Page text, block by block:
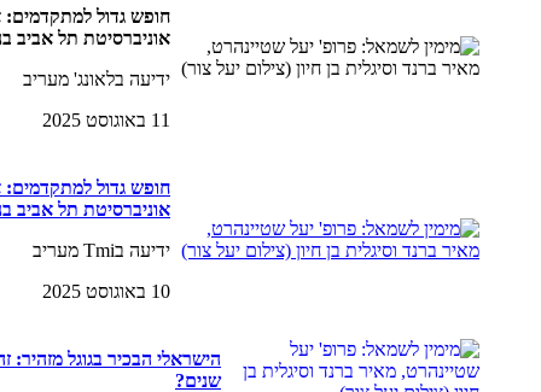
חופש גדול למתקדמים:
אוניברסיטת תל
ידיעה בלאונג' מעריב
11 באוגוסט 2025
חופש גדול למתקדמים:
אוניברסיטת תל
ידיעה בTmi מעריב
10 באוגוסט 2025
הישראלי הבכיר בגוגל
שנים?